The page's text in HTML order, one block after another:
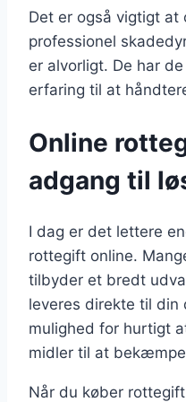
Det er også vigtigt at
professionel
er alvorligt. De har
erfaring til at
Online
adgang til
I dag er det lettere
rottegift online.
tilbyder et bredt
leveres direkte til din
mulighed for hurtigt
midler til at
Når du køber